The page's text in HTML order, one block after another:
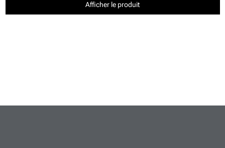
Afficher le produit